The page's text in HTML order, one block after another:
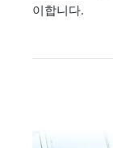
이합니다.